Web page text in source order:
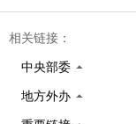
相关链接：
中央部委
地方外办